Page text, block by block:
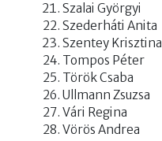
Szalai Györgyi
Szederháti Anita
Szentey Krisztina
Tompos Péter
Török Csaba
Ullmann Zsuzsa
Vári Regina
Vörös Andrea